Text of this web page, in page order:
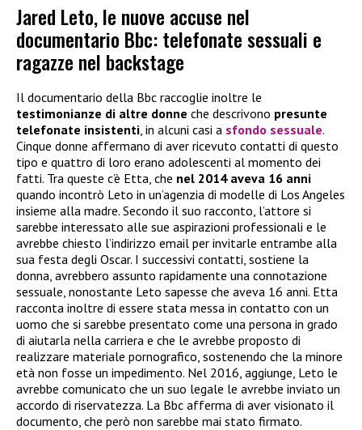
Jared Leto, le nuove accuse nel
documentario Bbc: telefonate sessuali e
ragazze nel backstage
Il documentario della Bbc raccoglie inoltre le
testimonianze di altre donne che descrivono presunte
telefonate insistenti , in alcuni casi a sfondo sessuale.
Cinque donne affermano di aver ricevuto contatti di questo
tipo e quattro di loro erano adolescenti al momento dei
fatti. Tra queste c’è Etta, che nel 2014 aveva 16 anni
quando incontrò Leto in un’agenzia di modelle di Los Angeles
insieme alla madre. Secondo il suo racconto, l’attore si
sarebbe interessato alle sue aspirazioni professionali e le
avrebbe chiesto l’indirizzo email per invitarle entrambe alla
sua festa degli Oscar. I successivi contatti, sostiene la
donna, avrebbero assunto rapidamente una connotazione
sessuale, nonostante Leto sapesse che aveva 16 anni. Etta
racconta inoltre di essere stata messa in contatto con un
uomo che si sarebbe presentato come una persona in grado
di aiutarla nella carriera e che le avrebbe proposto di
realizzare materiale pornografico, sostenendo che la minore
età non fosse un impedimento. Nel 2016, aggiunge, Leto le
avrebbe comunicato che un suo legale le avrebbe inviato un
accordo di riservatezza. La Bbc afferma di aver visionato il
documento, che però non sarebbe mai stato firmato.